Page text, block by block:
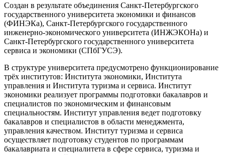
Создан в результате объединения Санкт-Петербургского
государственного университета экономики и финансов
(ФИНЭКа), Санкт-Петербургского государственного
инженерно-экономического университета (ИНЖЭКОНа) и
Санкт-Петербургского государственного университета
сервиса и экономики (СПбГУСЭ).
В структуре университета предусмотрено функционирование
трёх институтов: Института экономики, Института
управления и Института туризма и сервиса. Институт
экономики реализует программы подготовки бакалавров и
специалистов по экономическим и финансовым
специальностям. Институт управления ведет подготовку
бакалавров и специалистов в области менеджмента,
управления качеством. Институт туризма и сервиса
осуществляет подготовку студентов по программам
бакалавриата и специалитета в сфере сервиса, туризма и